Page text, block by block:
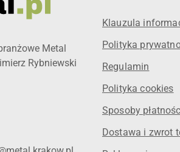
Metal
Rybniewski
Klauzula
Polityka
Regulamin
Polityka cookies
Sposoby
Dostawa i zwrot